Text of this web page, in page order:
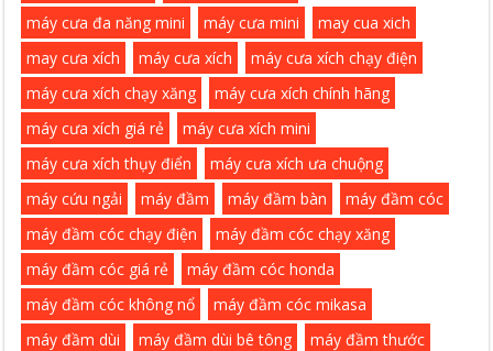
máy cưa đa năng mini
máy cưa mini
may cua xich
may cưa xích
máy cưa xích
máy cưa xích chạy điện
máy cưa xích chạy xăng
máy cưa xích chính hãng
máy cưa xích giá rẻ
máy cưa xích mini
máy cưa xích thụy điển
máy cưa xích ưa chuộng
máy cứu ngải
máy đầm máy đầm bàn
máy đầm cóc
máy đầm cóc chạy điện
máy đầm cóc chạy xăng
máy đầm cóc giá rẻ
máy đầm cóc honda
máy đầm cóc không nổ
máy đầm cóc mikasa
máy đầm dùi
máy đầm dùi bê tông
máy đầm thước